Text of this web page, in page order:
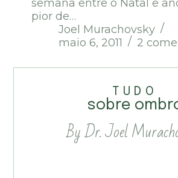
semana entre o Natal e
pior de…
Joel Murachovsky
maio 6, 2011
2
TUDO
sobre
By Dr. Joel